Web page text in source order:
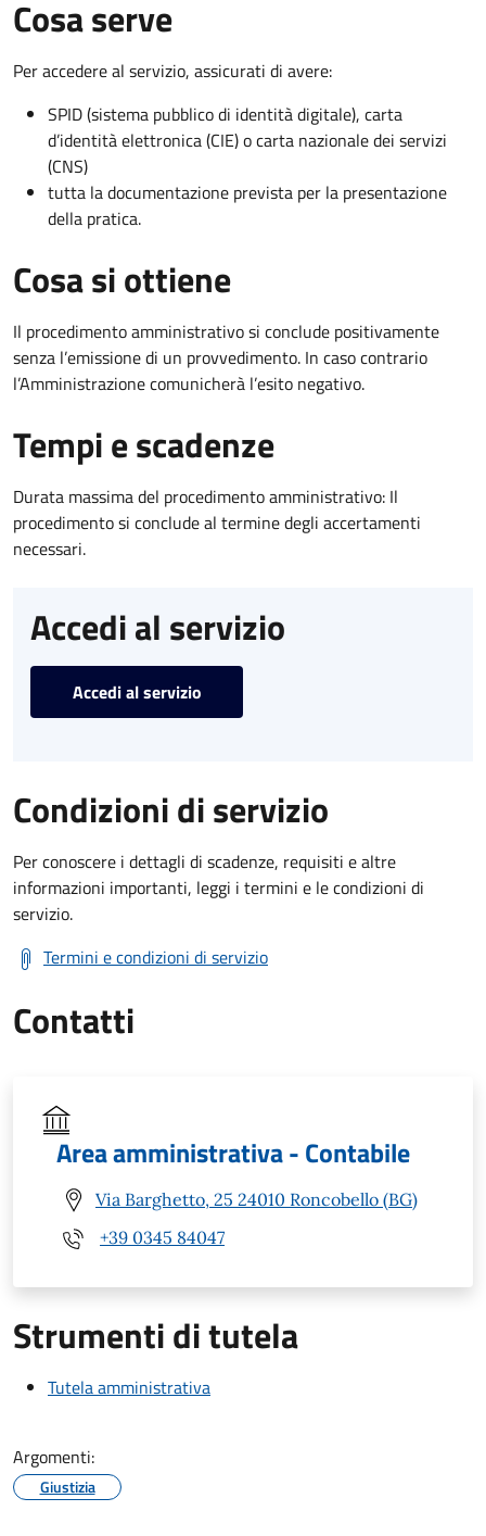
Cosa serve
Per accedere al servizio, assicurati di avere:
SPID (sistema pubblico di identità digitale), carta
d’identità elettronica (CIE) o carta nazionale dei servizi
(CNS)
tutta la documentazione prevista per la presentazione
della pratica.
Cosa si ottiene
Il procedimento amministrativo si conclude positivamente
senza l’emissione di un provvedimento. In caso contrario
l’Amministrazione comunicherà l’esito negativo.
Tempi e scadenze
Durata massima del procedimento amministrativo: Il
procedimento si conclude al termine degli accertamenti
necessari.
Accedi al servizio
Accedi al servizio
Condizioni di servizio
Per conoscere i dettagli di scadenze, requisiti e altre
informazioni importanti, leggi i termini e le condizioni di
servizio.
Termini e condizioni di servizio
Contatti
Area amministrativa - Contabile
Via Barghetto, 25 24010 Roncobello (BG)
+39 0345 84047
Strumenti di tutela
Tutela amministrativa
Argomenti:
Giustizia